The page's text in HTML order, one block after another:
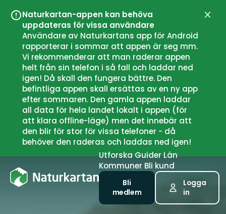
Naturkartan-appen kan behöva
uppdateras för vissa användare
Användare av Naturkartans app för Android
rapporterar i sommar att appen är seg mm.
Vi rekommenderar att man raderar appen
helt från sin telefon i så fall och laddar ned
igen! Då skall den fungera bättre. Den
befintliga appen skall ersättas av en ny app
efter sommaren. Den gamla appen laddar
all data för hela landet lokalt i appen (för
att klara offline-läge) men det innebär att
den blir för stor för vissa telefoner - då
behöver den raderas och laddas ned igen!
UtforskaGuiderLän
Kommuner Bli kund
Bli
medlem
Logga
in